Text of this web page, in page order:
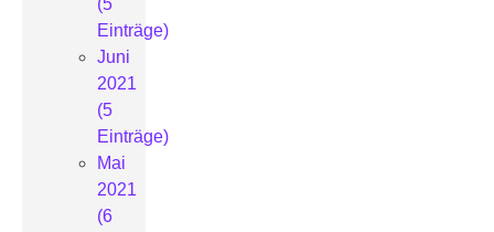
(5
Einträge)
Juni
2021
(5
Einträge)
Mai
2021
(6